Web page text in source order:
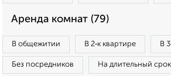
Аренда комнат (79)
В общежитии В 2‑к квартире В
Без посредников На длительный срок